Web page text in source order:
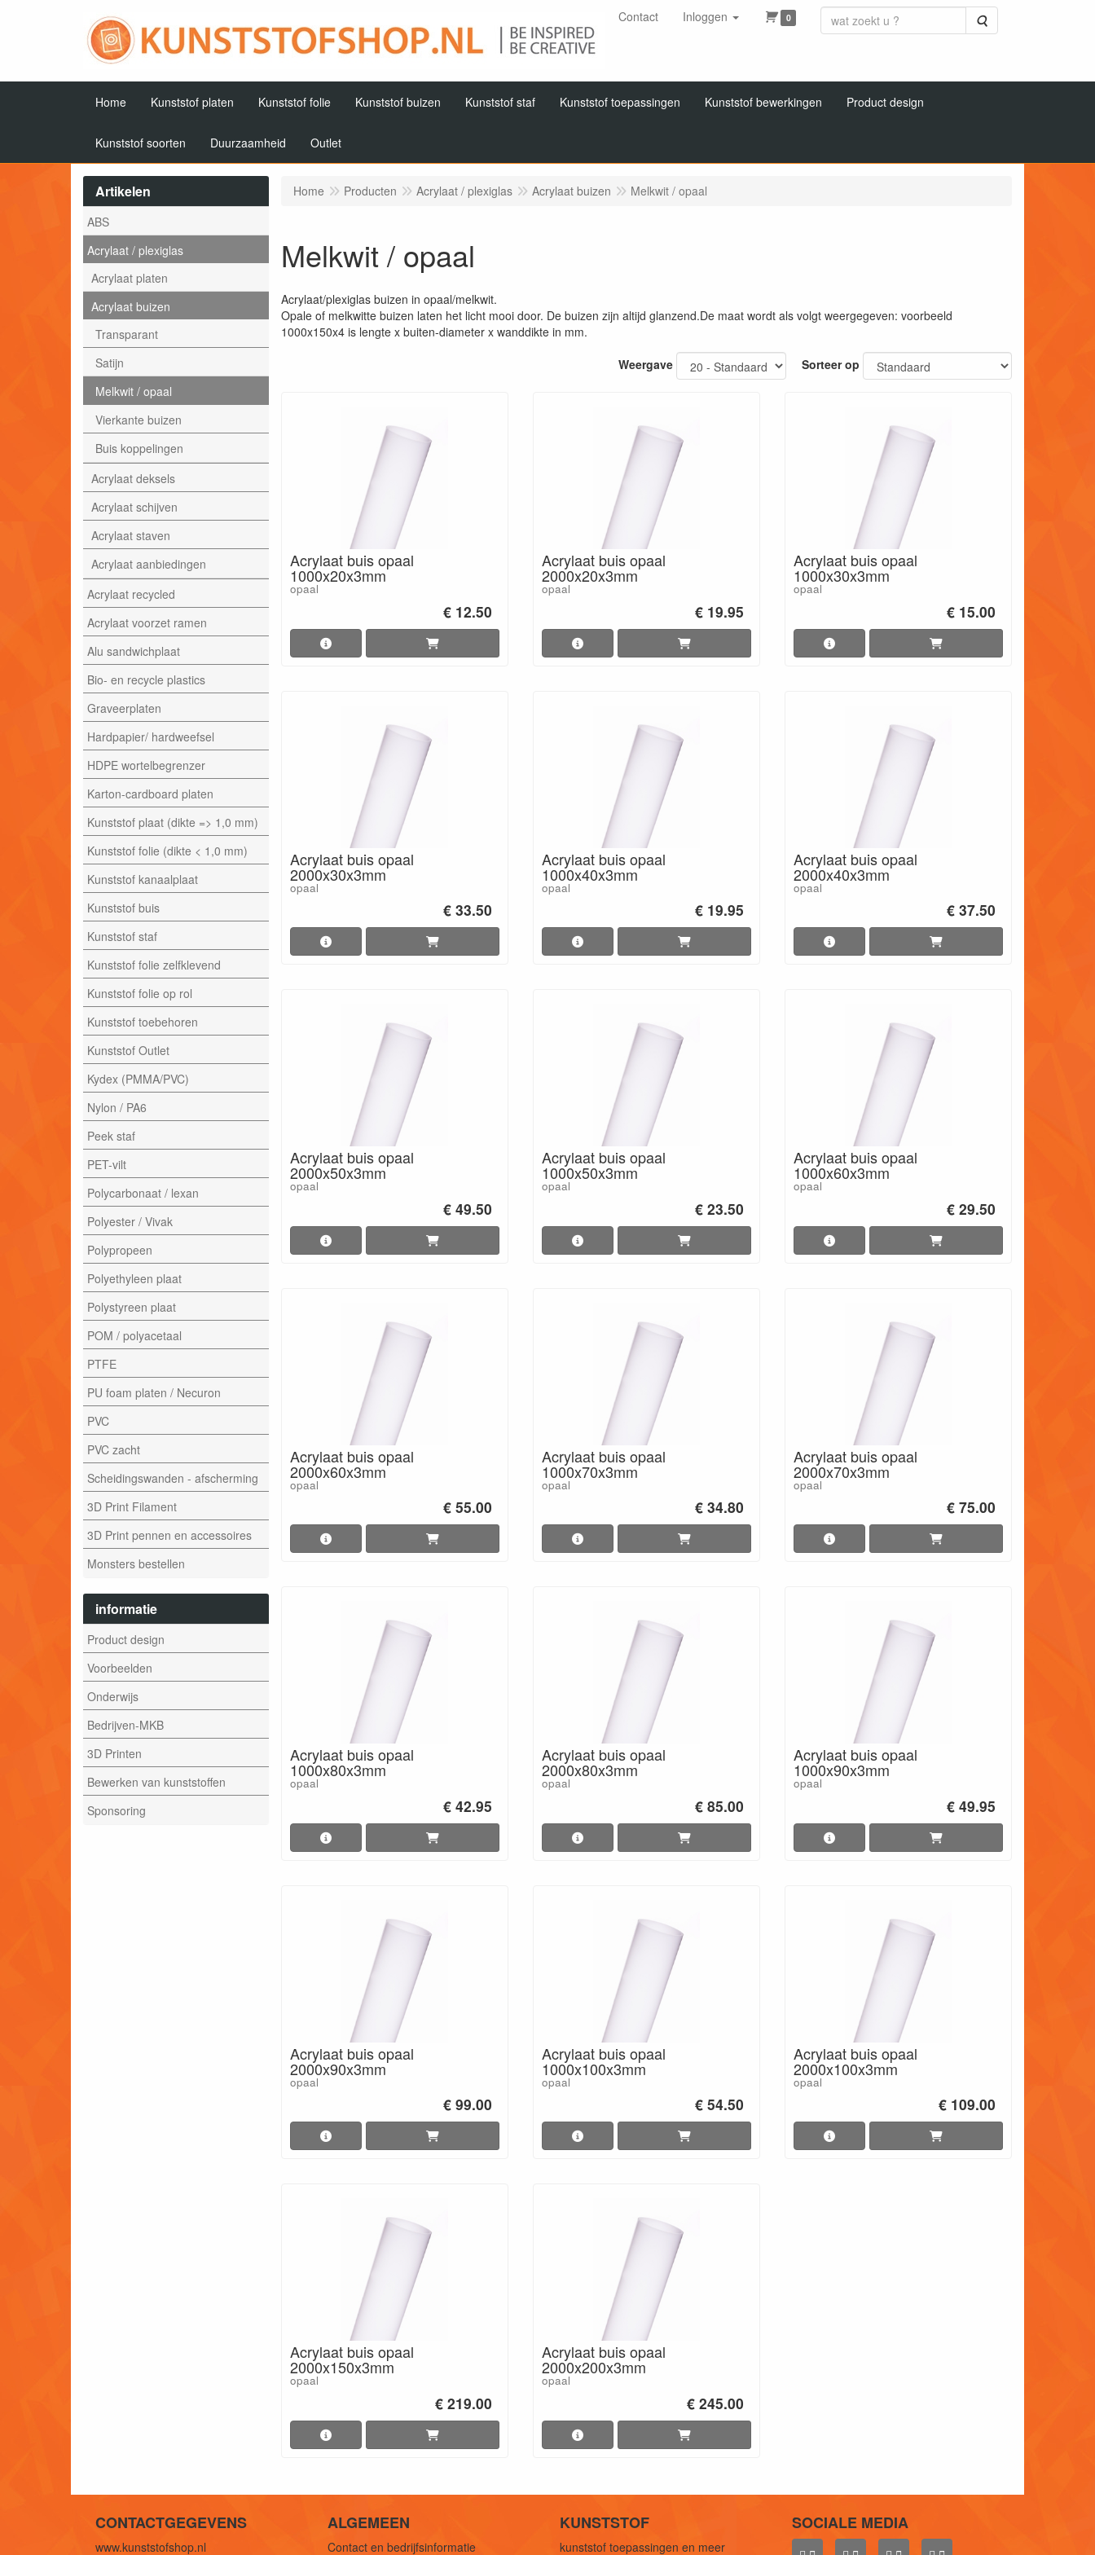
Contact Inloggen 0 Zoeken
Home Kunststof platen Kunststof folie Kunststof buizen Kunststof staf Kunststof toepassingen Kunststof bewerkingen Product design
Kunststof soorten Duurzaamheid Outlet
Artikelen
ABS
Acrylaat / plexiglas
Acrylaat platen
Acrylaat buizen
Transparant
Satijn
Melkwit / opaal
Vierkante buizen
Buis koppelingen
Acrylaat deksels
Acrylaat schijven
Acrylaat staven
Acrylaat aanbiedingen
Acrylaat recycled
Acrylaat voorzet ramen
Alu sandwichplaat
Bio- en recycle plastics
Graveerplaten
Hardpapier/ hardweefsel
HDPE wortelbegrenzer
Karton-cardboard platen
Kunststof plaat (dikte => 1,0 mm)
Kunststof folie (dikte < 1,0 mm)
Kunststof kanaalplaat
Kunststof buis
Kunststof staf
Kunststof folie zelfklevend
Kunststof folie op rol
Kunststof toebehoren
Kunststof Outlet
Kydex (PMMA/PVC)
Nylon / PA6
Peek staf
PET-vilt
Polycarbonaat / lexan
Polyester / Vivak
Polypropeen
Polyethyleen plaat
Polystyreen plaat
POM / polyacetaal
PTFE
PU foam platen / Necuron
PVC
PVC zacht
Scheidingswanden - afscherming
3D Print Filament
3D Print pennen en accessoires
Monsters bestellen
informatie
Product design
Voorbeelden
Onderwijs
Bedrijven-MKB
3D Printen
Bewerken van kunststoffen
Sponsoring
Home Producten Acrylaat / plexiglas Acrylaat buizen Melkwit / opaal
Melkwit / opaal
Acrylaat/plexiglas buizen in opaal/melkwit.
Opale of melkwitte buizen laten het licht mooi door. De buizen zijn altijd glanzend.De maat wordt als volgt weergegeven: voorbeeld
1000x150x4 is lengte x buiten-diameter x wanddikte in mm.
Weergave
Sorteer op
Acrylaat buis opaal
1000x20x3mm
opaal
€ 12.50
Acrylaat buis opaal
2000x20x3mm
opaal
€ 19.95
Acrylaat buis opaal
1000x30x3mm
opaal
€ 15.00
Acrylaat buis opaal
2000x30x3mm
opaal
€ 33.50
Acrylaat buis opaal
1000x40x3mm
opaal
€ 19.95
Acrylaat buis opaal
2000x40x3mm
opaal
€ 37.50
Acrylaat buis opaal
2000x50x3mm
opaal
€ 49.50
Acrylaat buis opaal
1000x50x3mm
opaal
€ 23.50
Acrylaat buis opaal
1000x60x3mm
opaal
€ 29.50
Acrylaat buis opaal
2000x60x3mm
opaal
€ 55.00
Acrylaat buis opaal
1000x70x3mm
opaal
€ 34.80
Acrylaat buis opaal
2000x70x3mm
opaal
€ 75.00
Acrylaat buis opaal
1000x80x3mm
opaal
€ 42.95
Acrylaat buis opaal
2000x80x3mm
opaal
€ 85.00
Acrylaat buis opaal
1000x90x3mm
opaal
€ 49.95
Acrylaat buis opaal
2000x90x3mm
opaal
€ 99.00
Acrylaat buis opaal
1000x100x3mm
opaal
€ 54.50
Acrylaat buis opaal
2000x100x3mm
opaal
€ 109.00
Acrylaat buis opaal
2000x150x3mm
opaal
€ 219.00
Acrylaat buis opaal
2000x200x3mm
opaal
€ 245.00
CONTACTGEGEVENS
www.kunststofshop.nl
ALGEMEEN
Contact en bedrijfsinformatie
KUNSTSTOF
kunststof toepassingen en meer
SOCIALE MEDIA